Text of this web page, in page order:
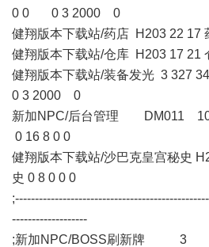
0 0 0 3 2000 0
健翔版本下载站/药店 H203 22 17
健翔版本下载站/仓库 H203 17 21
健翔版本下载站/装备发光 3 327
0 3 2000 0
新加NPC/后台管理
0 16 8 0 0
健翔版本下载站/沙巴克皇宫秘史
史 0 8 0 0 0
-------------------
;新加NPC/BOSS刷新牌 3